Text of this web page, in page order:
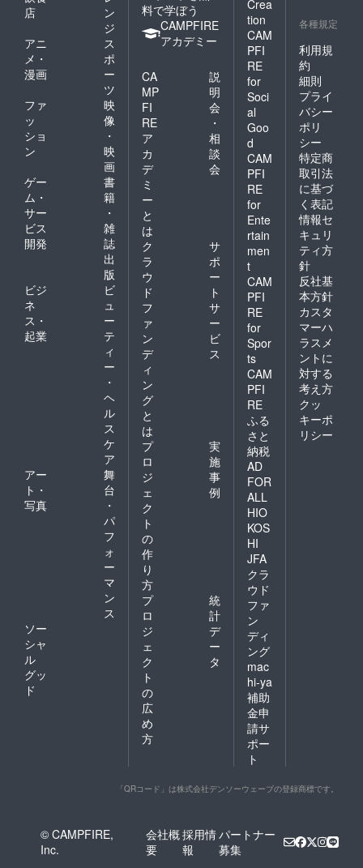
店
ン
ジ
アニ
メ・
漫画
ス
ポ
ー
ツ
ファ
ッ
ショ
ン
映
像
・
映
画
ゲー
ム・
サー
ビス
開発
書
籍
・
雑
誌
出
版
ビジ
ネ
ス・
起業
ビ
ュ
ー
テ
ィ
ー
・
ヘ
ル
ス
ケ
ア
アー
ト・
写真
舞
台
・
パ
フ
ォ
ー
マ
ン
ス
ソー
シャ
ル
グッ
ド
料で学ぼう
CAMPFIRE
アカデミー
CA
MP
FI
RE
ア
カ
デ
ミ
ー
と
は
説
明
会
・
相
談
会
ク
ラ
ウ
ド
フ
ァ
ン
デ
ィ
ン
グ
と
は
サ
ポ
ー
ト
サ
ー
ビ
ス
プ
ロ
ジ
ェ
ク
ト
の
作
り
方
実
施
事
例
プ
ロ
ジ
ェ
ク
ト
の
広
め
方
統
計
デ
ー
タ
Crea
tion
CAM
PFI
RE
for
Soci
al
Goo
d
CAM
PFI
RE
for
Ente
rtain
men
t
CAM
PFI
RE
for
Spor
ts
CAM
PFI
RE
ふる
さと
納税
AD
FOR
ALL
HIO
KOS
HI
JFA
クラ
ウド
ファ
ン
ディ
ング
mac
hi-ya
補助
金申
請サ
ポー
ト
各種規定
利用規
約
細則
プライ
バシー
ポリ
シー
特定商
取引法
に基づ
く表記
情報セ
キュリ
ティ方
針
反社基
本方針
カスタ
マーハ
ラスメ
ントに
対する
考え方
クッ
キーポ
リシー
「QRコード」は株式会社デンソーウェーブの登録商標です。
© CAMPFIRE,
Inc.
会社概
要
採用情
報
パートナー
募集